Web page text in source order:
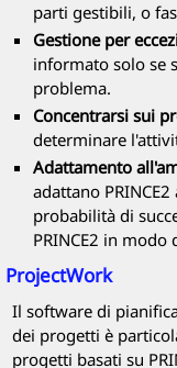
parti gestibili, o
Gestione per
informato solo se
problema.
Concentrarsi sui
determinare
Adattamento
adattano PRINCE2
probabilità di
PRINCE2 in modo
ProjectWork
Il software di
dei progetti è
progetti basati su